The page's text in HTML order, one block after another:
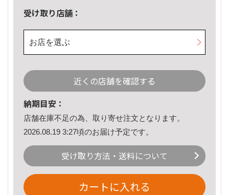
受け取り店舗：
お店を選ぶ
近くの店舗を確認する
納期目安：
店舗在庫不足の為、取り寄せ注文となります。
2026.08.19 3:27頃のお届け予定です。
受け取り方法・送料について
カートに入れる